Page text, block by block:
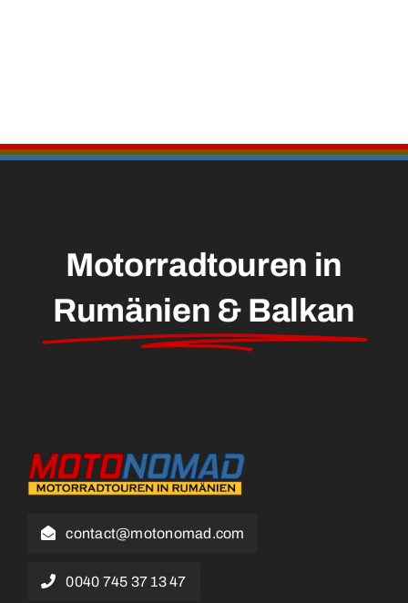
Motorradtouren in
Rumänien & Balkan
contact@motonomad.com
0040 745 37 13 47